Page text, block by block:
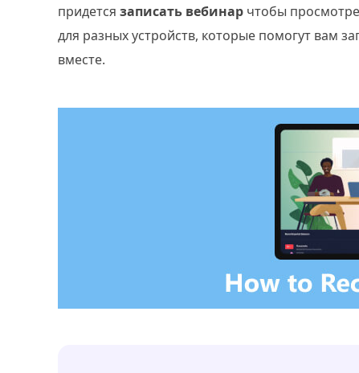
придется записать вебинар чтобы
для разных устройств, которые помогут вам
вместе.